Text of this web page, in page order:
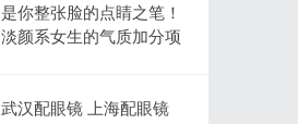
是你整张脸的点睛之笔！
淡颜系女生的气质加分项
武汉配眼镜 上海配眼镜